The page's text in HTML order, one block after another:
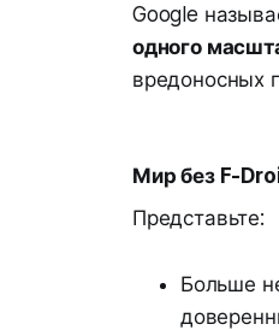
Google
одного
вредоносных
Мир без F-
Представьте:
Больше